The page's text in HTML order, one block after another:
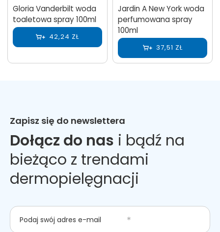
Gloria Vanderbilt woda
toaletowa spray 100ml
42,24 ZŁ
Jardin A New York woda
perfumowana spray
100ml
37,51 ZŁ
Zapisz się do newslettera
Dołącz do nas i bądź na
bieżąco z trendami
dermopielęgnacji
Podaj swój adres e-mail